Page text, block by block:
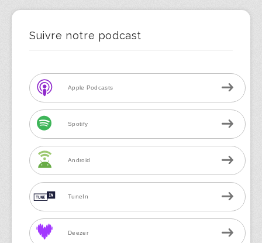
Suivre notre podcast
Apple Podcasts
Spotify
Android
TuneIn
Deezer